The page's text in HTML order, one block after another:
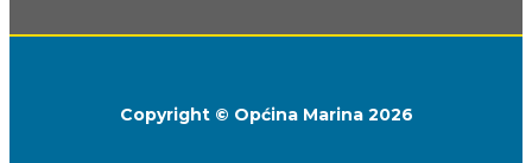
Copyright © Općina Marina 2026